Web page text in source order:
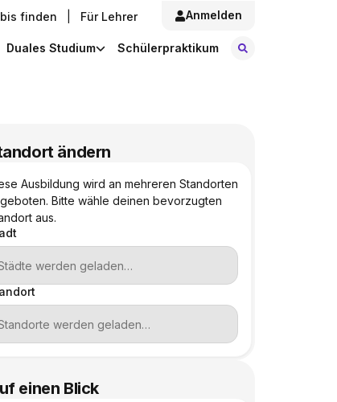
finden Für Lehrer Anmelden
Duales Studium Schülerpraktikum
ändern
Ausbildung wird an mehreren Standorten
Bitte wähle deinen bevorzugten
aus.
einen Blick